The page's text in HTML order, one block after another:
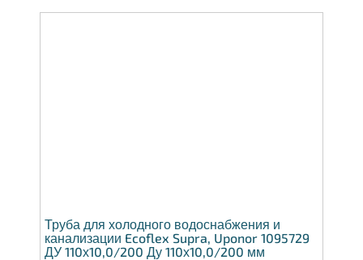
Труба для холодного водоснабжения и
канализации Ecoflex Supra, Uponor 1095729
ДУ 110х10,0/200 Ду 110х10,0/200 мм